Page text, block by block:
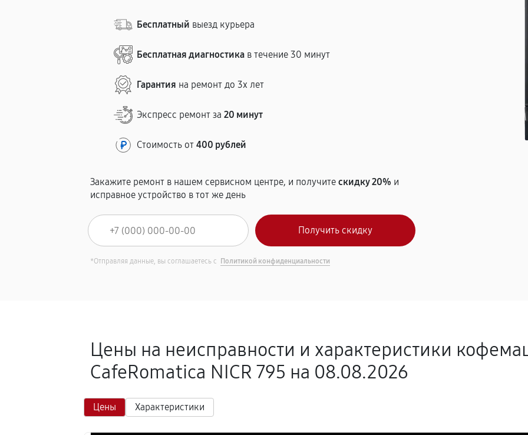
Бесплатный выезд курьера
Бесплатная диагностика в течение 30 минут
Гарантия на ремонт до 3х лет
Экспресс ремонт за20 минут
Стоимость от400 рублей
Закажите ремонт в нашем сервисном центре, и получитескидку 20% и
исправное устройство в тот же день
*Отправляя данные, вы соглашаетесь с Политикой конфиденциальности
Цены на неисправности и характеристики
CafeRomatica NICR 795 на 08.08.2026
Цены Характеристики